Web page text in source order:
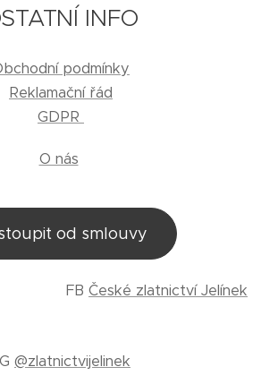
INFO
podmínky
Reklamační řád
GDPR
O nás
od smlouvy
FB České zlatnictví Jelínek
@zlatnictvijelinek